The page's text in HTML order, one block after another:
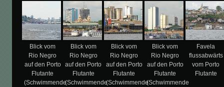
Blick vom
Rio Negro
auf den Porto
Flutante
(Schwimmende
Blick vom
Rio Negro
auf den Porto
Flutante
(Schwimmende
Blick vom
Rio Negro
auf den Porto
Flutante
(Schwimmende
Blick vom
Rio Negro
auf den Porto
Flutante
(Schwimmende
Favela
flussabwärts
vom Porto
Flutante